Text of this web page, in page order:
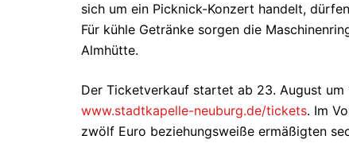
sich um ein Picknick-Konzert handelt,
Für kühle Getränke sorgen die
Almhütte.
Der Ticketverkauf startet ab 23. August
www.stadtkapelle-neuburg.de/tickets. Im
zwölf Euro beziehungsweiße ermäßigten